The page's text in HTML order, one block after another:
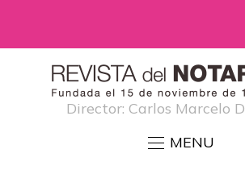
Director: Carlos Marcelo
MENU